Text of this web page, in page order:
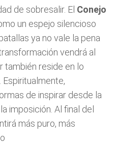
de sobresalir. El Conejo
un espejo silencioso
ya no vale la pena
vendrá al
también reside en lo
Espiritualmente,
de inspirar desde la
imposición. Al final del
más puro, más